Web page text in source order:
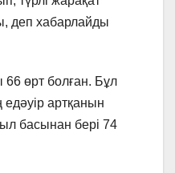
деп хабарлайды
өрт болған. Бұл
артқанын
басынан бері 74